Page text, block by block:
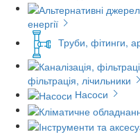
енергії
Труби, фітинги,
фільтрація, лічильники
Насоси